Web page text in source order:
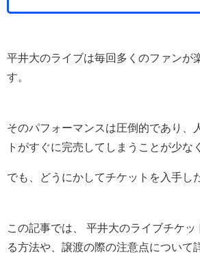
平井大のライブは毎回多くのファンが
す。
そのパフォーマンスは圧倒的であり、
トがすぐに完売してしまうことが少な
でも、どうにかしてチケットを入手し
この記事では、 平井大のライブチケ
る方法や、譲渡の際の注意点について